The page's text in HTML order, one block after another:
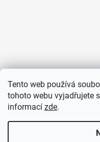
Tento web používá
tohoto webu vyjadřujete
informací zde.
Sledovat na